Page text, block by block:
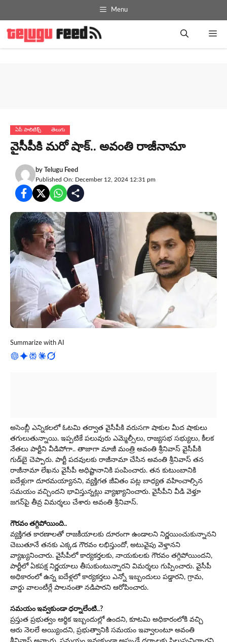
Menu
ఏపీ పాలిటిక్స్ తెలుగు
వైసీపీకి మ‌రో షాక్‌.. అవంతి రాజీనామా
by Telugu Feed
Published On: December 12, 2024 12:31 pm
Summarize with AI
అసెంబ్లీ ఎన్నికలలో ఓటమి తర్వాత వైసీపీకి వరుసగా షాకుల మీద షాకులు
తగులుతున్నాయి. ఇప్పటికే పలువురు ఎమ్మెల్సీలు, రాజ్యసభ సభ్యులు, కీలక
నేత‌లు పార్టీని వీడిపోగా.. తాజాగా మాజీ మంత్రి అవంతి శ్రీనివాస్ వైసీపీకి
గుడ్‌బై చెప్పారు. పార్టీ పదవులకు రాజీనామా చేసిన అవంతి శ్రీనివాస్ తన
రాజీనామా లేఖను వైసీపీ అధిష్టానానికి పంపించారు. త‌న‌ కుటుంబానికి
ఐదేళ్లుగా దూరమయ్యానని, వ్యక్తిగత జీవితం పట్ల బాధ్యత వహించాల్సిన
సమయం వచ్చిందని భావిస్తున్నట్లు వ్యాఖ్యానించారు. వైసీపీని వీడి వెళ్తూ
జ‌గ‌న్‌పై తీవ్ర విమ‌ర్శ‌లు చేశారు అవంతి శ్రీ‌నివాస్‌.
గౌర‌వం త‌గ్గిపోయింది..
వ్య‌క్తిగత కారణాలతో రాజకీయాలకు దూరంగా ఉండాలని నిర్ణయించుకున్నాన‌ని
చెబుతూనే త‌న‌కు ఎక్కడ గౌరవం లభిస్తుందో, అటువైపు వెళ్తానని
వ్యాఖ్య‌నించారు. వైసీపీలో కార్యకర్తలకు, నాయకులకు గౌరవం తగ్గిపోయిందని,
పార్టీలో ఏకపక్ష నిర్ణయాలు తీసుకుంటున్నారని విమర్శలు గుప్పించారు. వైసీపీ
అధికారంలో ఉన్న ఐదేళ్లలో కార్యకర్తలు ఎన్నో ఇబ్బందులు పడ్డారని, గ్రామ‌,
వార్డు వాలంటీర్లే పాలనంతా నడిపారని ఆరోపించారు.
స‌మ‌యం ఇవ్వ‌కుండా ధ‌ర్నాలేంటి..?
ప్రస్తుత ప్రభుత్వం ఆర్థిక ఇబ్బందుల్లో ఉందని, కూట‌మి అధికారంలోకి వచ్చి
ఆరు నెల‌లే అయ్యింద‌ని, ప్రభుత్వానికి సమయం ఇవ్వాలంటూ అవంతి